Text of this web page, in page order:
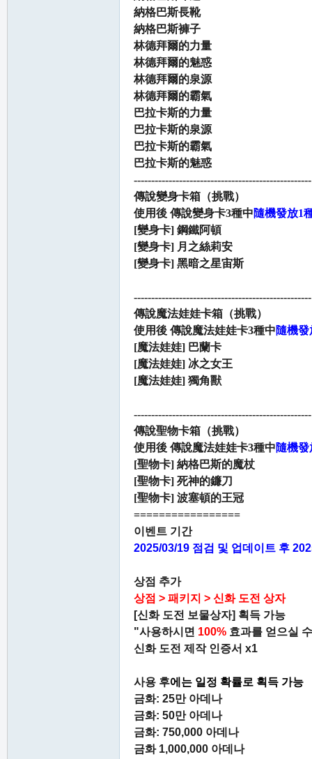
納格巴斯長靴
納格巴斯褲子
林德拜爾的力量
林德拜爾的魅惑
林德拜爾的泉源
林德拜爾的霸氣
巴拉卡斯的力量
巴拉卡斯的泉源
巴拉卡斯的霸氣
巴拉卡斯的魅惑
---------------------------------------------------
傳說變身卡箱（挑戰）
使用後 傳說變身卡3種中隨機發放1
[變身卡] 鋼鐵阿頓
[變身卡] 月之絲莉安
[變身卡] 黑暗之星宙斯
---------------------------------------------------
傳說魔法娃娃卡箱（挑戰）
使用後 傳說魔法娃娃卡3種中隨機發
[魔法娃娃] 巴蘭卡
[魔法娃娃] 冰之女王
[魔法娃娃] 獨角獸
---------------------------------------------------
傳說聖物卡箱（挑戰）
使用後 傳說魔法娃娃卡3種中隨機發
[聖物卡] 納格巴斯的魔杖
[聖物卡] 死神的鐮刀
[聖物卡] 波塞頓的王冠
=================
이벤트 기간
2025/03/19 점검 및 업데이트 후
상점 추가
상점 > 패키지 > 신화 도전 상자
[신화 도전 보물상자] 획득 가능
"사용하시면 100% 효과를 얻으실
신화 도전 제작 인증서 x1
사용 후에는 일정 확률로 획득 가능
금화: 25만 아데나
금화: 50만 아데나
금화: 750,000 아데나
금화 1,000,000 아데나